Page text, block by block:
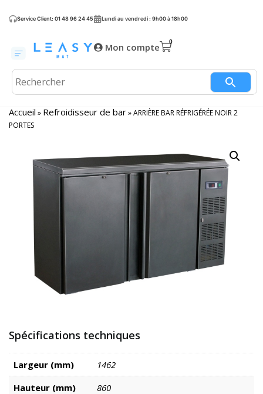
Service Client: 01 48 96 24 45 Lundi au vendredi : 9h00 à 18h00
Mon compte
Accueil » Refroidisseur de bar»ARRIÈRE BAR RÉFRIGÉRÉE NOIR 2
PORTES
Spécifications techniques
Largeur (mm)
1462
Hauteur (mm)
860